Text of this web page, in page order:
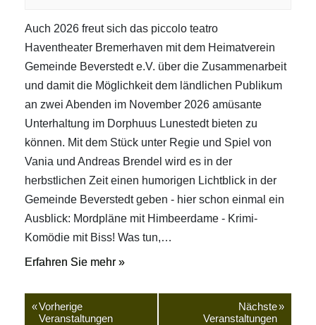
Auch 2026 freut sich das piccolo teatro
Haventheater Bremerhaven mit dem Heimatverein
Gemeinde Beverstedt e.V. über die Zusammenarbeit
und damit die Möglichkeit dem ländlichen Publikum
an zwei Abenden im November 2026 amüsante
Unterhaltung im Dorphuus Lunestedt bieten zu
können. Mit dem Stück unter Regie und Spiel von
Vania und Andreas Brendel wird es in der
herbstlichen Zeit einen humorigen Lichtblick in der
Gemeinde Beverstedt geben - hier schon einmal ein
Ausblick: Mordpläne mit Himbeerdame - Krimi-
Komödie mit Biss! Was tun,…
Erfahren Sie mehr »
«Vorherige
Veranstaltungen
Nächste
Veranstaltungen
»